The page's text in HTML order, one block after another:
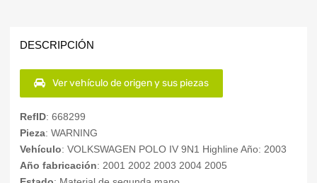
DESCRIPCIÓN
Ver vehículo de origen y sus piezas
RefID: 668299
Pieza: WARNING
Vehículo: VOLKSWAGEN POLO IV 9N1 Highline Año: 2003
Año fabricación: 2001 2002 2003 2004 2005